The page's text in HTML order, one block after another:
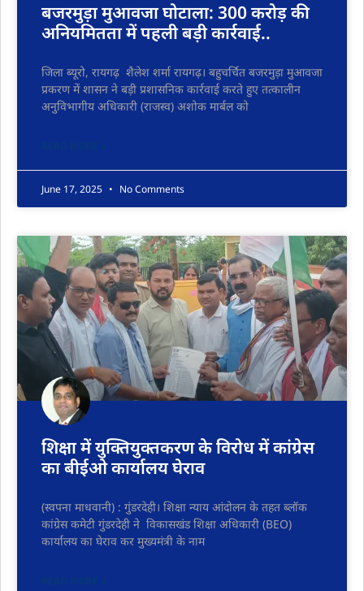
बजरमुड़ा मुआवजा घोटाला: 300 करोड़ की
अनियमितता में पहली बड़ी कार्रवाई..
जिला ब्यूरो, रायगढ़ शैलेश शर्मा रायगढ़। बहुचर्चित बजरमुड़ा मुआवजा
प्रकरण में शासन ने बड़ी प्रशासनिक कार्रवाई करते हुए तत्कालीन
अनुविभागीय अधिकारी (राजस्व) अशोक मार्बल को
READ MORE »
June 17, 2025 No Comments
शिक्षा में युक्तियुक्तकरण के विरोध में कांग्रेस
का बीईओ कार्यालय घेराव
(स्वपना माधवानी) : गुंडरदेही। शिक्षा न्याय आंदोलन के तहत ब्लॉक
कांग्रेस कमेटी गुंडरदेही ने विकासखंड शिक्षा अधिकारी (BEO)
कार्यालय का घेराव कर मुख्यमंत्री के नाम
READ MORE »